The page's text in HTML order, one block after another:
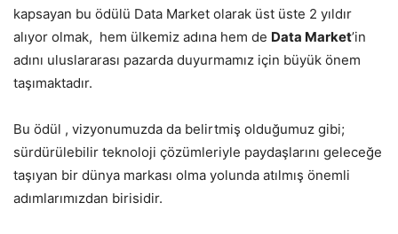
kapsayan bu ödülü Data Market olarak üst üste 2 yıldır
alıyor olmak, hem ülkemiz adına hem de Data Market’in
adını uluslararası pazarda duyurmamız için büyük önem
taşımaktadır.
Bu ödül , vizyonumuzda da belirtmiş olduğumuz gibi;
sürdürülebilir teknoloji çözümleriyle paydaşlarını geleceğe
taşıyan bir dünya markası olma yolunda atılmış önemli
adımlarımızdan birisidir.